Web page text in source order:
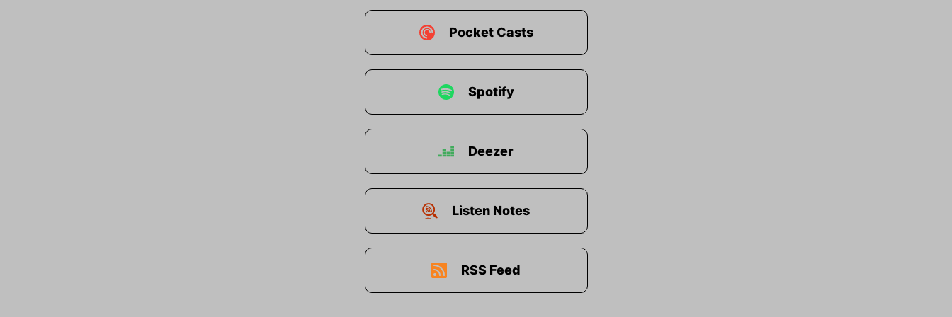
Pocket Casts
Spotify
Deezer
Listen Notes
RSS Feed